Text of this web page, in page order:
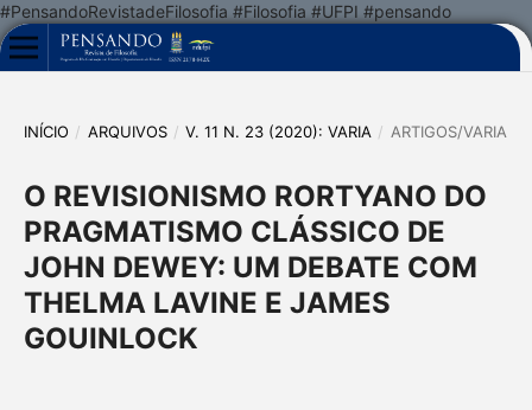
#PensandoRevistadeFilosofia #Filosofia #UFPI #pensando
INÍCIO / ARQUIVOS / V. 11 N. 23 (2020): VARIA / ARTIGOS/VARIA
O REVISIONISMO RORTYANO DO
PRAGMATISMO CLÁSSICO DE
JOHN DEWEY: UM DEBATE COM
THELMA LAVINE E JAMES
GOUINLOCK